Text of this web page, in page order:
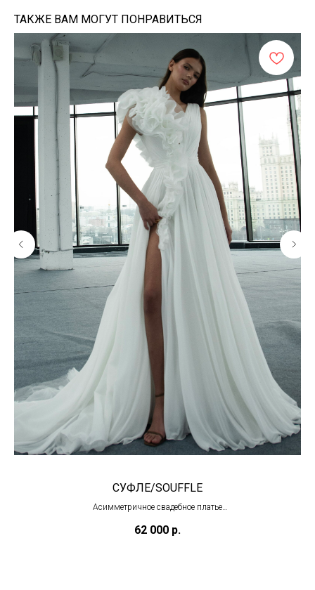
ТАКЖЕ ВАМ МОГУТ ПОНРАВИТЬСЯ
СУФЛЕ/SOUFFLE
Асимметричное свадебное платье
62 000 р.